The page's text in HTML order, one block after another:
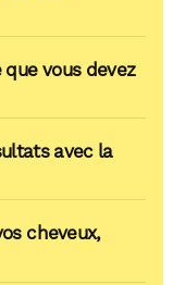
vous devez
avec la
cheveux,